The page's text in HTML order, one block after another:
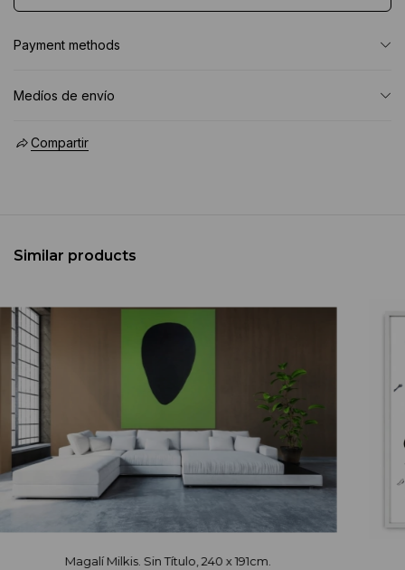
Payment methods
Medíos de envío
Compartir
Similar products
Magalí Milkis. Sin Título, 240 x 191cm.